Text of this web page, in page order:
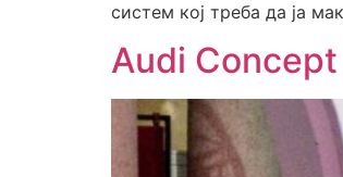
систем кој треба да ја
Audi